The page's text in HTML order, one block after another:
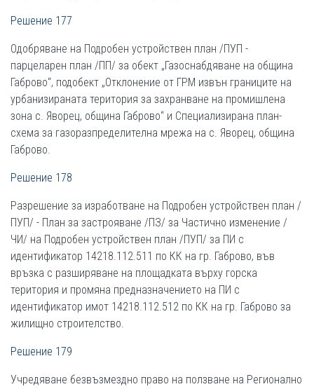
Решение 177
Одобряване на Подробен устройствен план /ПУП -
парцеларен план /ПП/ за обект „Газоснабдяване на община
Габрово“, подобект „Отклонение от ГРМ извън границите на
урбанизираната територия за захранване на промишлена
зона с. Яворец, община Габрово“ и Специализирана план-
схема за газоразпределителна мрежа на с. Яворец, община
Габрово.
Решение 178
Разрешение за изработване на Подробен устройствен план /
ПУП/ - План за застрояване /ПЗ/ за Частично изменение /
ЧИ/ на Подробен устройствен план /ПУП/ за ПИ с
идентификатор 14218.112.511 по КК на гр. Габрово, във
връзка с разширяване на площадката върху горска
територия и промяна предназначението на ПИ с
идентификатор имот 14218.112.512 по КК на гр. Габрово за
жилищно строителство.
Решение 179
Учредяване безвъзмездно право на ползване на Регионално